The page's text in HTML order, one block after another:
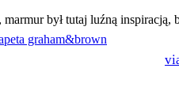
był tutaj luźną